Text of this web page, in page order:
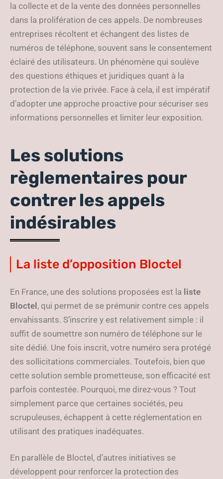
la collecte et de la vente des données personnelles
dans la prolifération de ces appels. De nombreuses
entreprises récoltent et échangent des listes de
numéros de téléphone, souvent sans le consentement
éclairé des utilisateurs. Un phénomène qui soulève
des questions éthiques et juridiques quant à la
protection de la vie privée. Face à cela, il est impératif
d’adopter une approche proactive pour sécuriser ses
informations personnelles et limiter leur exposition.
Les solutions
règlementaires pour
contrer les appels
indésirables
La liste d’opposition Bloctel
En France, une des solutions proposées est la liste
Bloctel , qui permet de se prémunir contre ces appels
envahissants. S’inscrire y est relativement simple : il
suffit de soumettre son numéro de téléphone sur le
site dédié. Une fois inscrit, votre numéro sera protégé
des sollicitations commerciales. Toutefois, bien que
cette solution semble prometteuse, son efficacité est
parfois contestée. Pourquoi, me direz-vous ? Tout
simplement parce que certaines sociétés, peu
scrupuleuses, échappent à cette réglementation en
utilisant des pratiques inadéquates.
En parallèle de Bloctel, d’autres initiatives se
développent pour renforcer la protection des